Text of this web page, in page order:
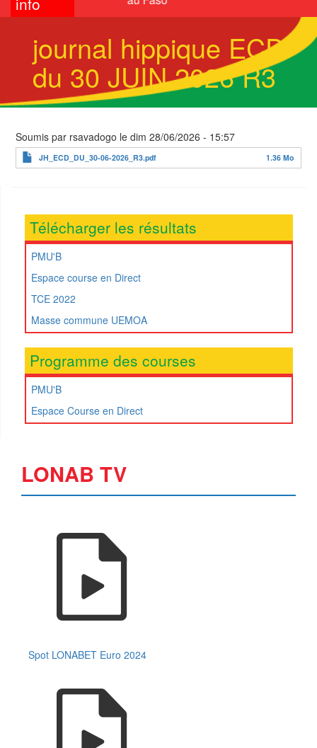
journal hippique ECD
du 30 JUIN 2026 R3
Soumis par rsavadogo le dim 28/06/2026 - 15:57
JH_ECD_DU_30-06-2026_R3.pdf 1.36 Mo
Télécharger les résultats
PMU'B
Espace course en Direct
TCE 2022
Masse commune UEMOA
Programme des courses
PMU'B
Espace Course en Direct
LONAB TV
Spot LONABET Euro 2024